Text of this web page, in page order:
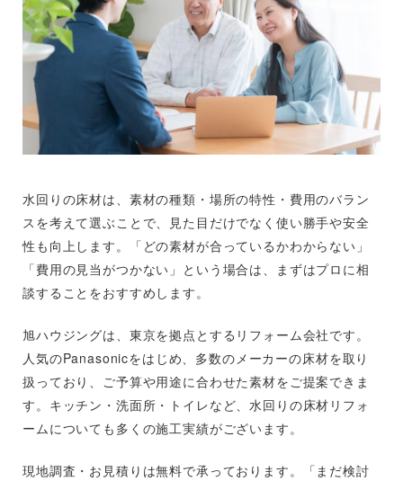
水回りの床材は、素材の種類・場所の特性・費用のバラン
スを考えて選ぶことで、見た目だけでなく使い勝手や安全
性も向上します。「どの素材が合っているかわからない」
「費用の見当がつかない」という場合は、まずはプロに相
談することをおすすめします。
旭ハウジングは、東京を拠点とするリフォーム会社です。
人気のPanasonicをはじめ、多数のメーカーの床材を取り
扱っており、ご予算や用途に合わせた素材をご提案できま
す。キッチン・洗面所・トイレなど、水回りの床材リフォ
ームについても多くの施工実績がございます。
現地調査・お見積りは無料で承っております。「まだ検討